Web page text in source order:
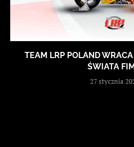
TEAM LRP POLAND
ŚWIATA
27 stycznia